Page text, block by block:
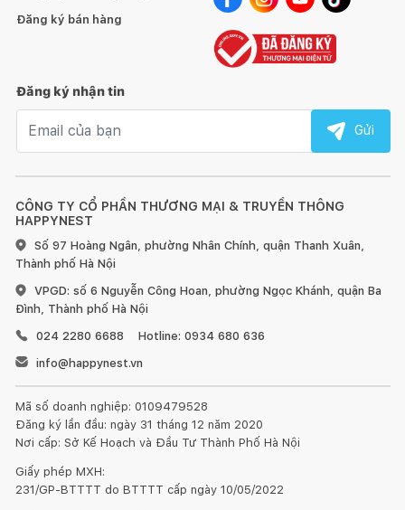
CÔNG TY CỔ PHẦN THƯƠNG MẠI & TRUYỀN THÔNG
HAPPYNEST
Số 97 Hoàng Ngân, phường Nhân Chính, quận Thanh Xuân,
Thành phố Hà Nội
VPGD: số 6 Nguyễn Công Hoan, phường Ngọc Khánh, quận Ba
Đình, Thành phố Hà Nội
024 2280 6688
Hotline: 0934 680 636
info@happynest.vn
Mã số doanh nghiệp: 0109479528
Đăng ký lần đầu: ngày 31 tháng 12 năm 2020
Nơi cấp: Sở Kế Hoạch và Đầu Tư Thành Phố Hà Nội
Giấy phép MXH:
231/GP-BTTTT do BTTTT cấp ngày 10/05/2022
Đăng ký bán hàng
Đăng ký nhận tin
Gửi